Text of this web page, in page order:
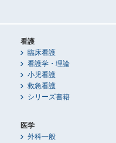
看護
臨床看護
看護学・理論
小児看護
救急看護
シリーズ書籍
医学
外科一般